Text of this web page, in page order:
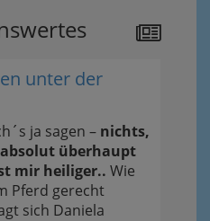
unter der
ja sagen – nichts,
überhaupt
mir heiliger.. Wie
Pferd gerecht
sich Daniela